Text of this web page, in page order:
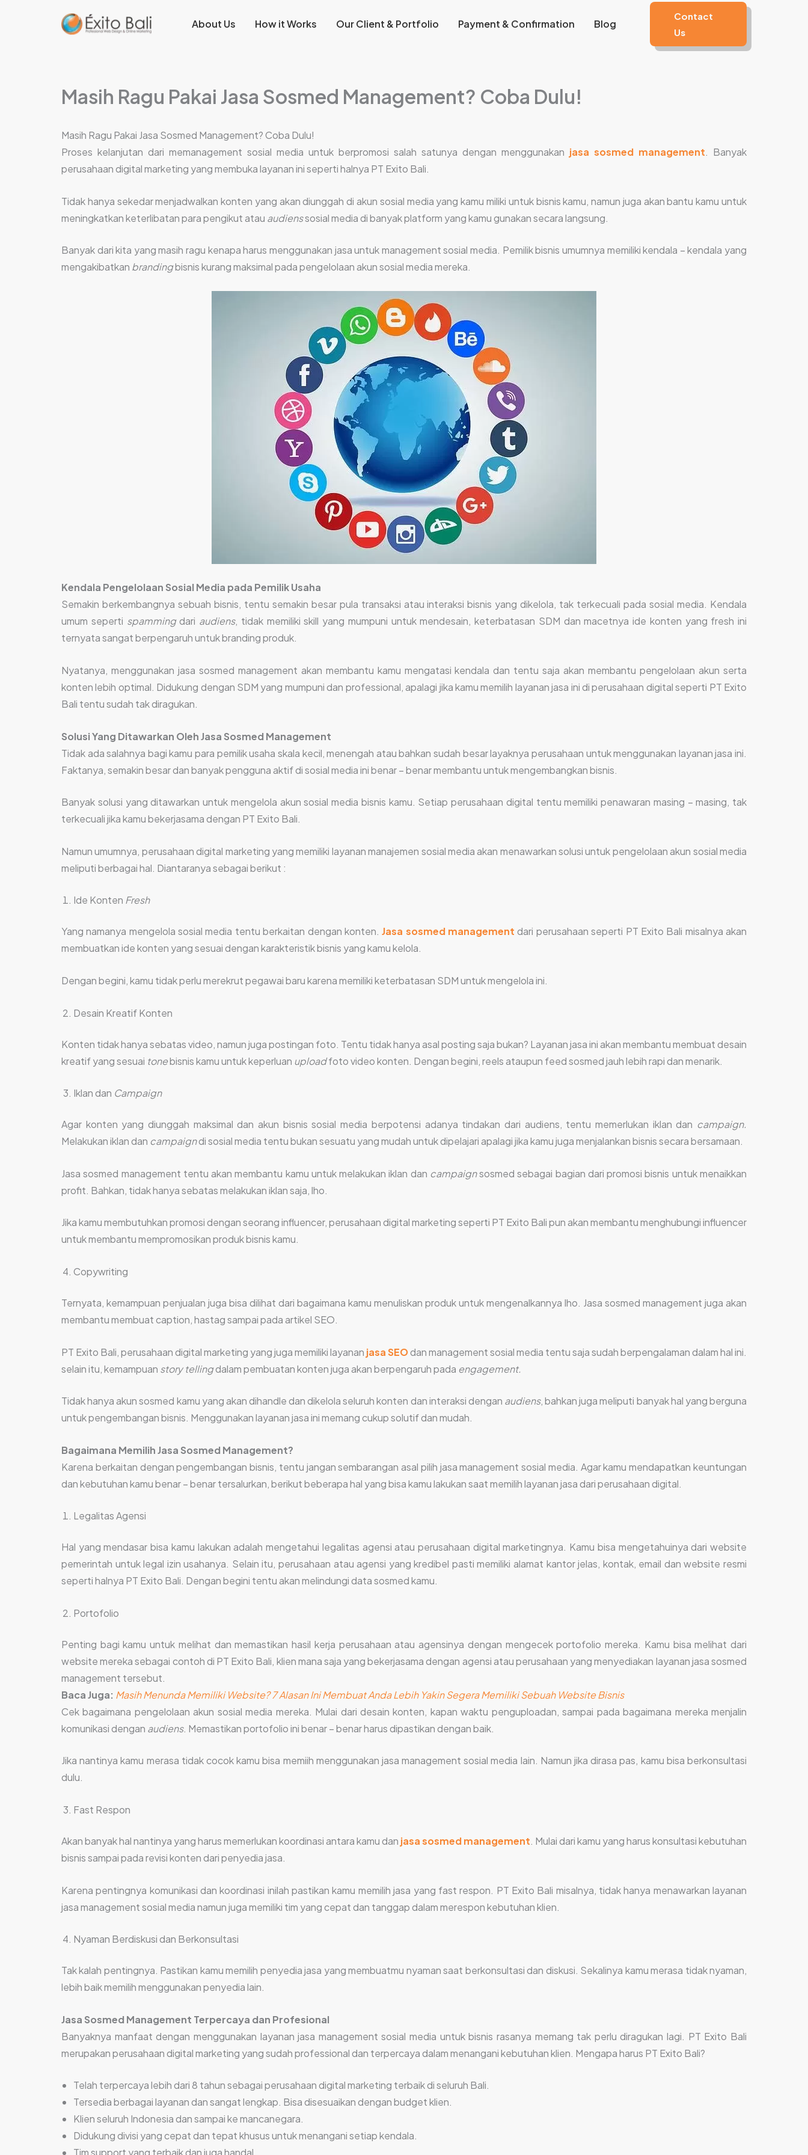
About Us How it Works Our Client & Portfolio Payment & Confirmation Blog
Contact
Us
Masih Ragu Pakai Jasa Sosmed Management? Coba Dulu!
Masih Ragu Pakai Jasa Sosmed Management? Coba Dulu!
Proses kelanjutan dari memanagement sosial media untuk berpromosi salah satunya dengan menggunakan jasa sosmed management. Banyak
perusahaan digital marketing yang membuka layanan ini seperti halnya PT Exito Bali.
Tidak hanya sekedar menjadwalkan konten yang akan diunggah di akun sosial media yang kamu miliki untuk bisnis kamu, namun juga akan bantu kamu untuk
meningkatkan keterlibatan para pengikut atau audienssosial media di banyak platform yang kamu gunakan secara langsung.
Banyak dari kita yang masih ragu kenapa harus menggunakan jasa untuk management sosial media. Pemilik bisnis umumnya memiliki kendala – kendala yang
mengakibatkan brandingbisnis kurang maksimal pada pengelolaan akun sosial media mereka.
Kendala Pengelolaan Sosial Media pada Pemilik Usaha
Semakin berkembangnya sebuah bisnis, tentu semakin besar pula transaksi atau interaksi bisnis yang dikelola, tak terkecuali pada sosial media. Kendala
umum seperti spammingdari audiens, tidak memiliki skill yang mumpuni untuk mendesain, keterbatasan SDM dan macetnya ide konten yang fresh ini
ternyata sangat berpengaruh untuk branding produk.
Nyatanya, menggunakan jasa sosmed management akan membantu kamu mengatasi kendala dan tentu saja akan membantu pengelolaan akun serta
konten lebih optimal. Didukung dengan SDM yang mumpuni dan professional, apalagi jika kamu memilih layanan jasa ini di perusahaan digital seperti PT Exito
Bali tentu sudah tak diragukan.
Solusi Yang Ditawarkan OlehJasa Sosmed Management
Tidak ada salahnya bagi kamu para pemilik usaha skala kecil, menengah atau bahkan sudah besar layaknya perusahaan untuk menggunakan layanan jasa ini.
Faktanya, semakin besar dan banyak pengguna aktif di sosial media ini benar – benar membantu untuk mengembangkan bisnis.
Banyak solusi yang ditawarkan untuk mengelola akun sosial media bisnis kamu. Setiap perusahaan digital tentu memiliki penawaran masing – masing, tak
terkecuali jika kamu bekerjasama dengan PT Exito Bali.
Namun umumnya, perusahaan digital marketing yang memiliki layanan manajemen sosial media akan menawarkan solusi untuk pengelolaan akun sosial media
meliputi berbagai hal. Diantaranya sebagai berikut :
Ide Konten Fresh
Yang namanya mengelola sosial media tentu berkaitan dengan konten.Jasa sosmed management dari perusahaan seperti PT Exito Bali misalnya akan
membuatkan ide konten yang sesuai dengan karakteristik bisnis yang kamu kelola.
Dengan begini, kamu tidak perlu merekrut pegawai baru karena memiliki keterbatasan SDM untuk mengelola ini.
Desain Kreatif Konten
Konten tidak hanya sebatas video, namun juga postingan foto. Tentu tidak hanya asal posting saja bukan? Layanan jasa ini akan membantu membuat desain
kreatif yang sesuai tonebisnis kamu untuk keperluan uploadfoto video konten. Dengan begini, reels ataupun feed sosmed jauh lebih rapi dan menarik.
Iklan dan Campaign
Agar konten yang diunggah maksimal dan akun bisnis sosial media berpotensi adanya tindakan dari audiens, tentu memerlukan iklan dan campaign.
Melakukan iklan dan campaigndi sosial media tentu bukan sesuatu yang mudah untuk dipelajari apalagi jika kamu juga menjalankan bisnis secara bersamaan.
Jasa sosmed management tentu akan membantu kamu untuk melakukan iklan dan campaignsosmed sebagai bagian dari promosi bisnis untuk menaikkan
profit. Bahkan, tidak hanya sebatas melakukan iklan saja, lho.
Jika kamu membutuhkan promosi dengan seorang influencer, perusahaan digital marketing seperti PT Exito Bali pun akan membantu menghubungi influencer
untuk membantu mempromosikan produk bisnis kamu.
Copywriting
Ternyata, kemampuan penjualan juga bisa dilihat dari bagaimana kamu menuliskan produk untuk mengenalkannya lho. Jasa sosmed management juga akan
membantu membuat caption, hastag sampai pada artikel SEO.
PT Exito Bali, perusahaan digital marketing yang juga memiliki layanan jasa SEOdan management sosial media tentu saja sudah berpengalaman dalam hal ini.
selain itu, kemampuan story tellingdalam pembuatan konten juga akan berpengaruh pada engagement.
Tidak hanya akun sosmed kamu yang akan dihandle dan dikelola seluruh konten dan interaksi dengan audiens, bahkan juga meliputi banyak hal yang berguna
untuk pengembangan bisnis. Menggunakan layanan jasa ini memang cukup solutif dan mudah.
Bagaimana MemilihJasa Sosmed Management?
Karena berkaitan dengan pengembangan bisnis, tentu jangan sembarangan asal pilih jasa management sosial media. Agar kamu mendapatkan keuntungan
dan kebutuhan kamu benar – benar tersalurkan, berikut beberapa hal yang bisa kamu lakukan saat memilih layanan jasa dari perusahaan digital.
Legalitas Agensi
Hal yang mendasar bisa kamu lakukan adalah mengetahui legalitas agensi atau perusahaan digital marketingnya. Kamu bisa mengetahuinya dari website
pemerintah untuk legal izin usahanya. Selain itu, perusahaan atau agensi yang kredibel pasti memiliki alamat kantor jelas, kontak, email dan website resmi
seperti halnya PT Exito Bali. Dengan begini tentu akan melindungi data sosmed kamu.
Portofolio
Penting bagi kamu untuk melihat dan memastikan hasil kerja perusahaan atau agensinya dengan mengecek portofolio mereka. Kamu bisa melihat dari
website mereka sebagai contoh di PT Exito Bali, klien mana saja yang bekerjasama dengan agensi atau perusahaan yang menyediakan layanan jasa sosmed
management tersebut.
Baca Juga: Masih Menunda Memiliki Website? 7 Alasan Ini Membuat Anda Lebih Yakin Segera Memiliki Sebuah Website Bisnis
Cek bagaimana pengelolaan akun sosial media mereka. Mulai dari desain konten, kapan waktu penguploadan, sampai pada bagaimana mereka menjalin
komunikasi dengan audiens. Memastikan portofolio ini benar – benar harus dipastikan dengan baik.
Jika nantinya kamu merasa tidak cocok kamu bisa memiih menggunakan jasa management sosial media lain. Namun jika dirasa pas, kamu bisa berkonsultasi
dulu.
Fast Respon
Akan banyak hal nantinya yang harus memerlukan koordinasi antara kamu dan jasa sosmed management. Mulai dari kamu yang harus konsultasi kebutuhan
bisnis sampai pada revisi konten dari penyedia jasa.
Karena pentingnya komunikasi dan koordinasi inilah pastikan kamu memilih jasa yang fast respon. PT Exito Bali misalnya, tidak hanya menawarkan layanan
jasa management sosial media namun juga memiliki tim yang cepat dan tanggap dalam merespon kebutuhan klien.
Nyaman Berdiskusi dan Berkonsultasi
Tak kalah pentingnya. Pastikan kamu memilih penyedia jasa yang membuatmu nyaman saat berkonsultasi dan diskusi. Sekalinya kamu merasa tidak nyaman,
lebih baik memilih menggunakan penyedia lain.
Jasa Sosmed Management Terpercaya dan Profesional
Banyaknya manfaat dengan menggunakan layanan jasa management sosial media untuk bisnis rasanya memang tak perlu diragukan lagi. PT Exito Bali
merupakan perusahaan digital marketing yang sudah professional dan terpercaya dalam menangani kebutuhan klien. Mengapa harus PT Exito Bali?
Telah terpercaya lebih dari 8 tahun sebagai perusahaan digital marketing terbaik di seluruh Bali.
Tersedia berbagai layanan dan sangat lengkap. Bisa disesuaikan dengan budget klien.
Klien seluruh Indonesia dan sampai ke mancanegara.
Didukung divisi yang cepat dan tepat khusus untuk menangani setiap kendala.